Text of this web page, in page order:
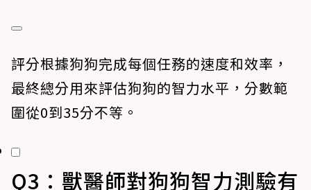
評分根據狗狗完成每個任務的速度和效率，
最終總分用來評估狗狗的智力水平，分數範
圍從0到35分不等。
Q3：獸醫師對狗狗智力測驗有